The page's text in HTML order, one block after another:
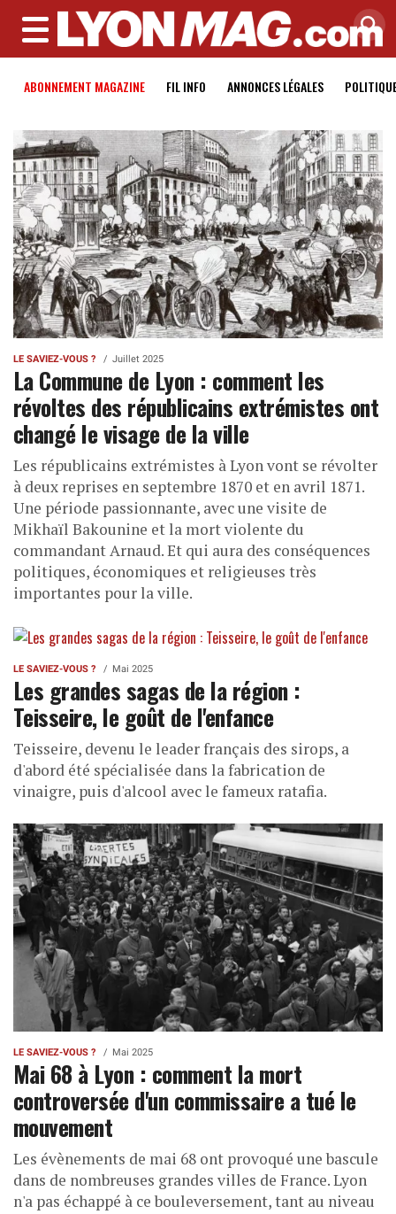
MENU
ABONNEMENT MAGAZINE FIL INFO ANNONCES LÉGALES
LE SAVIEZ-VOUS ? Juillet 2025
La Commune de Lyon : comment les
révoltes des républicains extrémistes ont
changé le visage de la ville
Les républicains extrémistes à Lyon vont se révolter
à deux reprises en septembre 1870 et en avril 1871.
Une période passionnante, avec une visite de
Mikhaïl Bakounine et la mort violente du
commandant Arnaud. Et qui aura des conséquences
politiques, économiques et religieuses très
importantes pour la ville.
LE SAVIEZ-VOUS ? Mai 2025
Les grandes sagas de la région :
Teisseire, le goût de l'enfance
Teisseire, devenu le leader français des sirops, a
d'abord été spécialisée dans la fabrication de
vinaigre, puis d'alcool avec le fameux ratafia.
LE SAVIEZ-VOUS ? Mai 2025
Mai 68 à Lyon : comment la mort
controversée d'un commissaire a tué le
mouvement
Les évènements de mai 68 ont provoqué une bascule
dans de nombreuses grandes villes de France. Lyon
n'a pas échappé à ce bouleversement, tant au niveau